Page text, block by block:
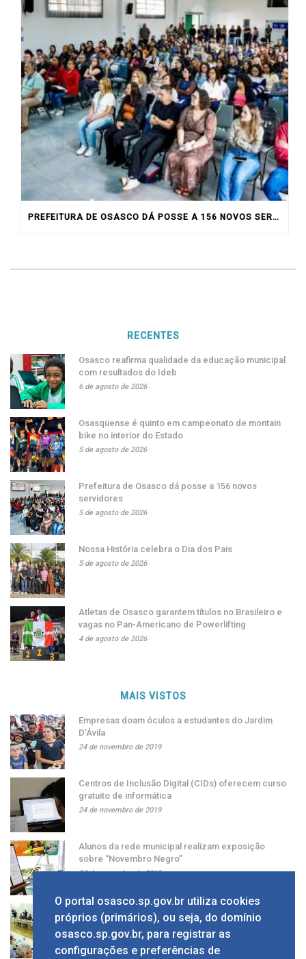
PREFEITURA DE OSASCO DÁ POSSE A 156 NOVOS SERVIDORES
RECENTES
Osasco reafirma qualidade da educação municipal
com resultados do Ideb
6 de agosto de 2026
Osasquense é quinto em campeonato de montain
bike no interior do Estado
5 de agosto de 2026
Prefeitura de Osasco dá posse a 156 novos
servidores
5 de agosto de 2026
Nossa História celebra o Dia dos Pais
5 de agosto de 2026
Atletas de Osasco garantem títulos no Brasileiro e
vagas no Pan-Americano de Powerlifting
4 de agosto de 2026
MAIS VISTOS
Empresas doam óculos a estudantes do Jardim
D’Ávila
24 de novembro de 2019
Centros de Inclusão Digital (CIDs) oferecem curso
gratuito de informática
24 de novembro de 2019
Alunos da rede municipal realizam exposição
sobre “Novembro Negro”
24 de novembro de 2019
Grupo apresenta ao prefeito sugestão de alíquota
única de ISS
24 de novembro de 2019
O portal osasco.sp.gov.br utiliza cookies
próprios (primários), ou seja, do domínio
osasco.sp.gov.br, para registrar as
configurações e preferências de